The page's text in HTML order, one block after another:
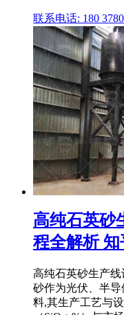
联系电话: 180 3780
高纯石英砂
程全解析 知
高纯石英砂生产
砂作为光伏、半
料,其生产工艺与